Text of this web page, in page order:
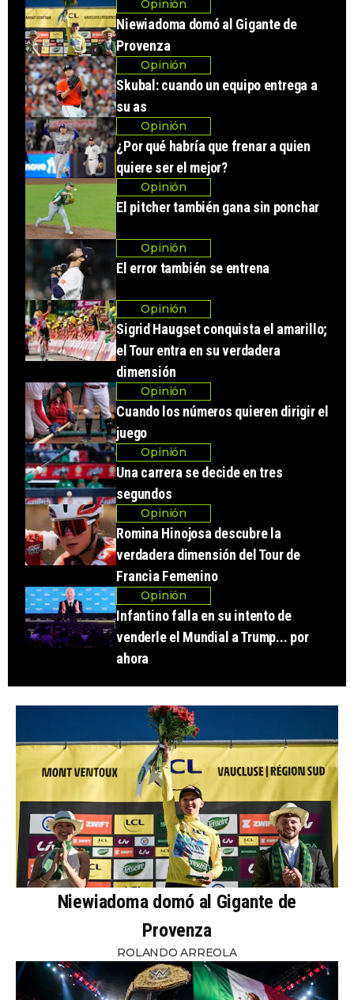
Opinión
Niewiadoma domó al Gigante de
Provenza
Opinión
Skubal: cuando un equipo entrega a
su as
Opinión
¿Por qué habría que frenar a quien
quiere ser el mejor?
Opinión
El pitcher también gana sin ponchar
Opinión
El error también se entrena
Opinión
Sigrid Haugset conquista el amarillo;
el Tour entra en su verdadera
dimensión
Opinión
Cuando los números quieren dirigir el
juego
Opinión
Una carrera se decide en tres
segundos
Opinión
Romina Hinojosa descubre la
verdadera dimensión del Tour de
Francia Femenino
Opinión
Infantino falla en su intento de
venderle el Mundial a Trump... por
ahora
Niewiadoma domó al Gigante de
Provenza
ROLANDO ARREOLA